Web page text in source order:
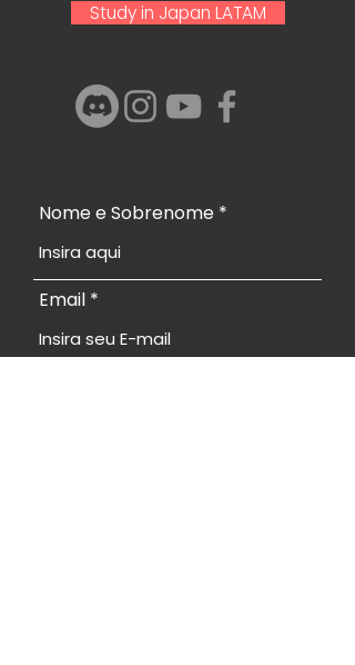
Study in Japan LATAM
Nome e Sobrenome
Email